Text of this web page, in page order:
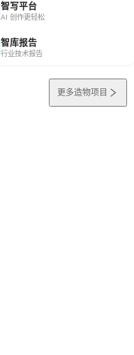
智写平台
AI 创作更轻松
智库报告
行业技术报告
更多造物项目